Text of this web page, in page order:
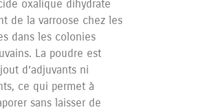
oxalique dihydrate
de la varroose chez les
dans les colonies
La poudre est
d’adjuvants ni
ce qui permet à
sans laisser de